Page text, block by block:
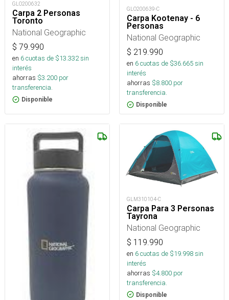
GLO200632
Carpa 2 Personas
Toronto
National Geographic
$ 79.990
en 6cuotas de $13.332sin
interés
ahorras $3.200 por
transferencia.
Disponible
GLO200639-C
Carpa Kootenay - 6
Personas
National Geographic
$ 219.990
en 6cuotas de $36.665sin
interés
ahorras $8.800 por
transferencia.
Disponible
GLM310104-C
Carpa Para 3 Personas
Tayrona
National Geographic
$ 119.990
en 6cuotas de $19.998sin
interés
ahorras $4.800 por
transferencia.
Disponible